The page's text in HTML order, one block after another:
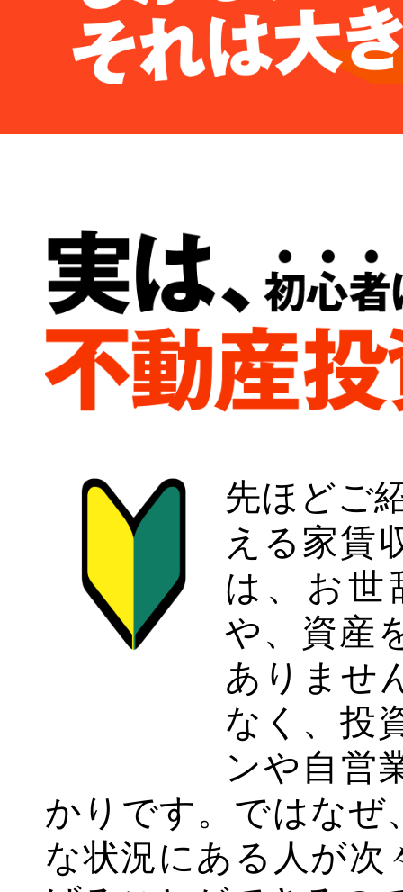
先ほどご
える家賃
は、お世
や、資産
ありませ
なく、投
ンや自営
かりです。ではなぜ
な状況にある人が次